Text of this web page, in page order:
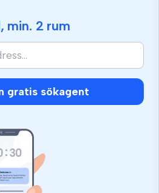
min. 2 rum
gratis sökagent